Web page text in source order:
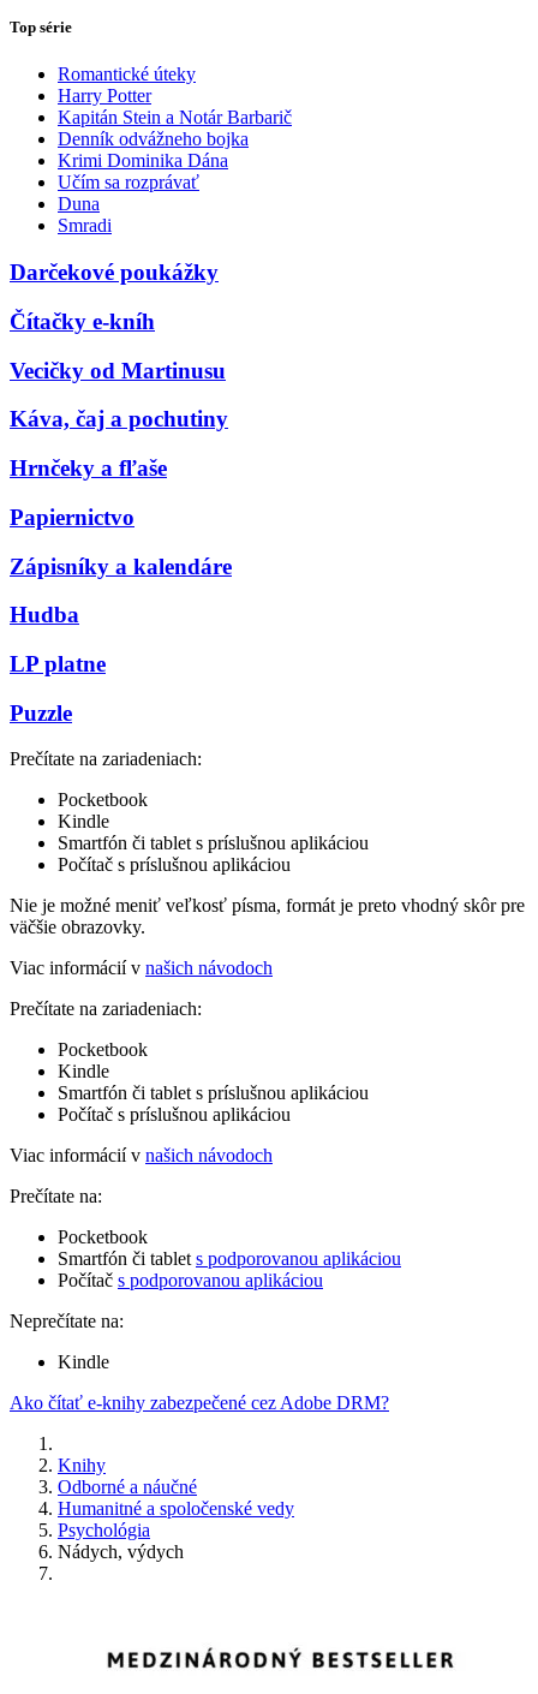
Top série
Romantické úteky
Harry Potter
Kapitán Stein a Notár Barbarič
Denník odvážneho bojka
Krimi Dominika Dána
Učím sa rozprávať
Duna
Smradi
Darčekové poukážky
Čítačky e-kníh
Vecičky od Martinusu
Káva, čaj a pochutiny
Hrnčeky a fľaše
Papiernictvo
Zápisníky a kalendáre
Hudba
LP platne
Puzzle
Prečítate na zariadeniach:
Pocketbook
Kindle
Smartfón či tablet s príslušnou aplikáciou
Počítač s príslušnou aplikáciou
Nie je možné meniť veľkosť písma, formát je preto vhodný skôr pre
väčšie obrazovky.
Viac informácií v našich návodoch
Prečítate na zariadeniach:
Pocketbook
Kindle
Smartfón či tablet s príslušnou aplikáciou
Počítač s príslušnou aplikáciou
Viac informácií v našich návodoch
Prečítate na:
Pocketbook
Smartfón či tablet s podporovanou aplikáciou
Počítač s podporovanou aplikáciou
Neprečítate na:
Kindle
Ako čítať e-knihy zabezpečené cez Adobe DRM?
Knihy
Odborné a náučné
Humanitné a spoločenské vedy
Psychológia
Nádych, výdych